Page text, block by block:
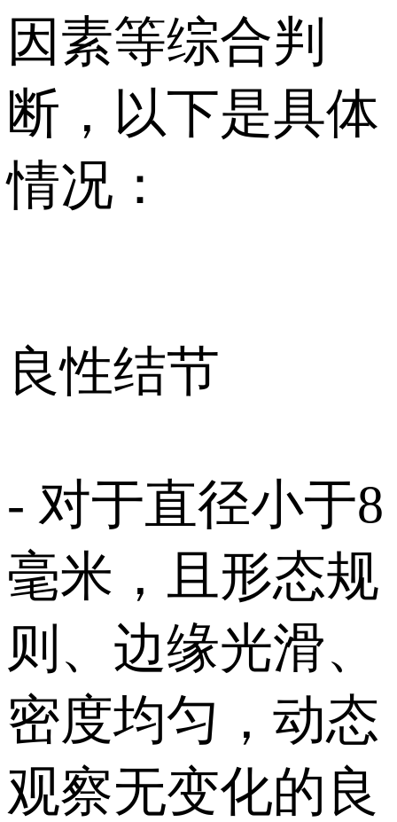
因素等综合判
断，以下是具体
情况：
良性结节
- 对于直径小于8
毫米，且形态规
则、边缘光滑、
密度均匀，动态
观察无变化的良